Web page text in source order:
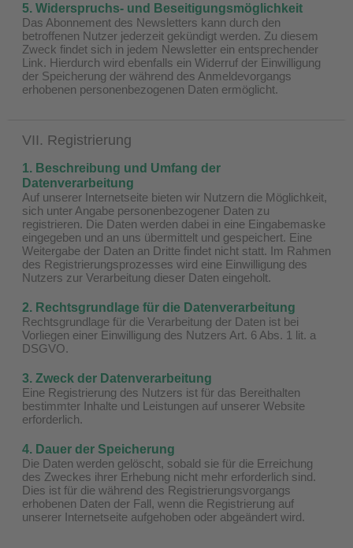
5. Widerspruchs- und Beseitigungsmöglichkeit
Das Abonnement des Newsletters kann durch den
betroffenen Nutzer jederzeit gekündigt werden. Zu diesem
Zweck findet sich in jedem Newsletter ein entsprechender
Link. Hierdurch wird ebenfalls ein Widerruf der Einwilligung
der Speicherung der während des Anmeldevorgangs
erhobenen personenbezogenen Daten ermöglicht.
VII. Registrierung
1. Beschreibung und Umfang der
Datenverarbeitung
Auf unserer Internetseite bieten wir Nutzern die Möglichkeit,
sich unter Angabe personenbezogener Daten zu
registrieren. Die Daten werden dabei in eine Eingabemaske
eingegeben und an uns übermittelt und gespeichert. Eine
Weitergabe der Daten an Dritte findet nicht statt. Im Rahmen
des Registrierungsprozesses wird eine Einwilligung des
Nutzers zur Verarbeitung dieser Daten eingeholt.
2. Rechtsgrundlage für die Datenverarbeitung
Rechtsgrundlage für die Verarbeitung der Daten ist bei
Vorliegen einer Einwilligung des Nutzers Art. 6 Abs. 1 lit. a
DSGVO.
3. Zweck der Datenverarbeitung
Eine Registrierung des Nutzers ist für das Bereithalten
bestimmter Inhalte und Leistungen auf unserer Website
erforderlich.
4. Dauer der Speicherung
Die Daten werden gelöscht, sobald sie für die Erreichung
des Zweckes ihrer Erhebung nicht mehr erforderlich sind.
Dies ist für die während des Registrierungsvorgangs
erhobenen Daten der Fall, wenn die Registrierung auf
unserer Internetseite aufgehoben oder abgeändert wird.